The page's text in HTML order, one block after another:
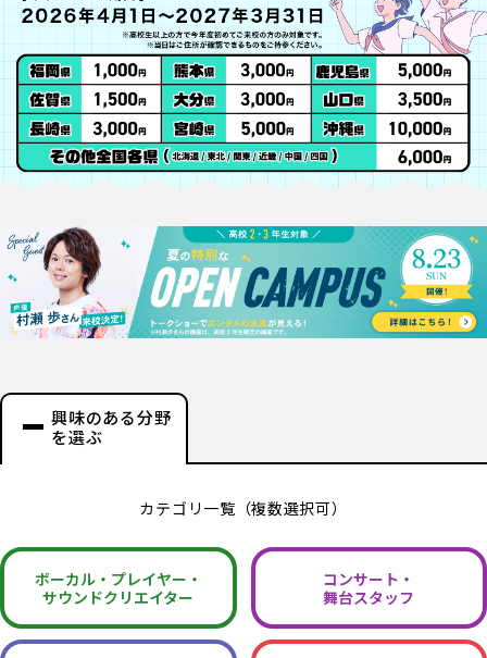
興味のある分野
を選ぶ
カテゴリ一覧（複数選択可）
ボーカル・ プレイヤー・
サウンドクリエイター
コンサート・
舞台スタッフ